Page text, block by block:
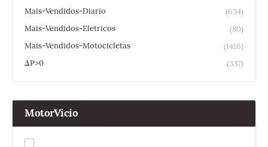
Mais-Vendidos-Diario
(634)
Mais-Vendidos-Eletricos
(80)
Mais-Vendidos-Motocicletas
(1416)
ΔP>0
(337)
MotorVicio